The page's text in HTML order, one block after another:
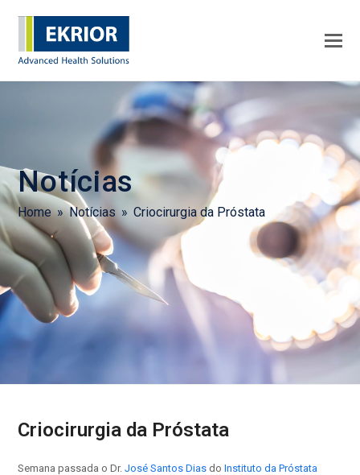
Notícias
Home»Notícias » Criocirurgia da Próstata
Criocirurgia da Próstata
Semana passada o Dr.José Santos Dias doInstituto da Próstata